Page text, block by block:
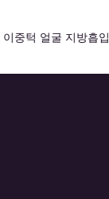
이중턱 얼굴 지방흡입